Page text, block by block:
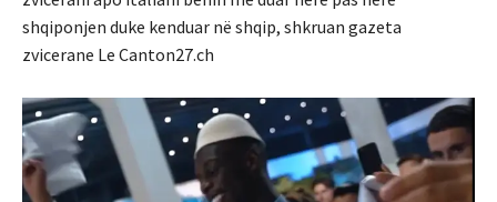
shqiponjen duke kenduar në shqip, shkruan gazeta
zvicerane Le Canton27.ch